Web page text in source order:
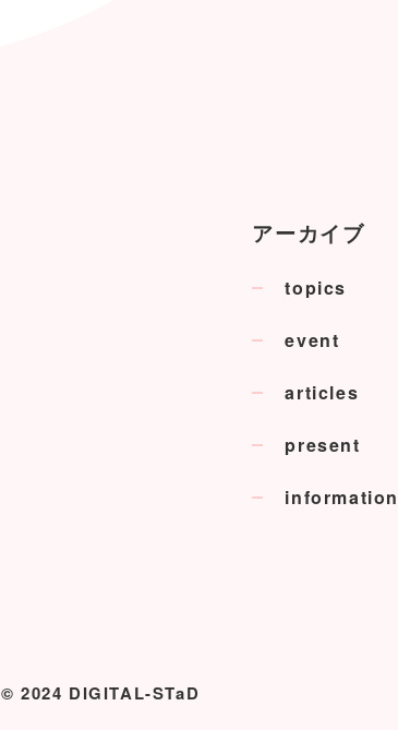
アーカイブ
topics
event
articles
present
information
© 2024 DIGITAL-STaD